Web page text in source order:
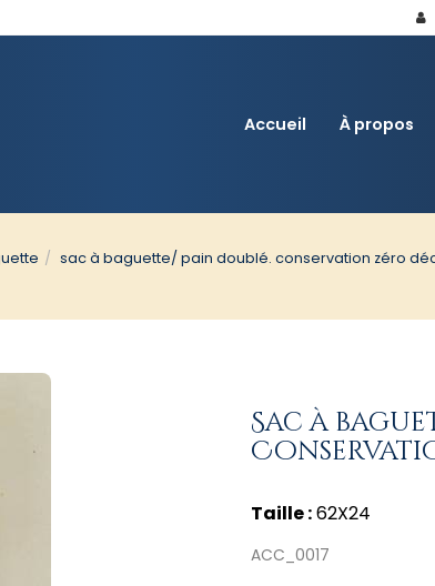
Accueil À propos
sac à baguette/ pain doublé. conservation zéro
Sac à
Taille :62X24
ACC_0017